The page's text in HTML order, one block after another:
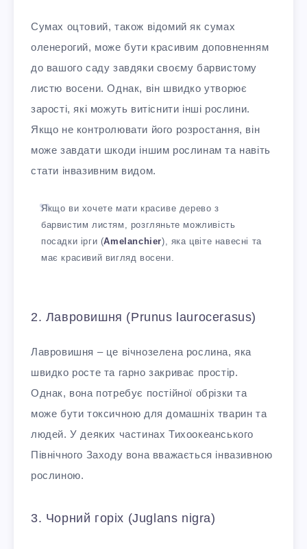
Сумах оцтовий, також відомий як сумах
оленерогий, може бути красивим доповненням
до вашого саду завдяки своєму барвистому
листю восени. Однак, він швидко утворює
зарості, які можуть витіснити інші рослини.
Якщо не контролювати його розростання, він
може завдати шкоди іншим рослинам та навіть
стати інвазивним видом.
Якщо ви хочете мати красиве дерево з
барвистим листям, розгляньте можливість
посадки ірги (Amelanchier), яка цвіте навесні та
має красивий вигляд восени.
2. Лавровишня (Prunus laurocerasus)
Лавровишня – це вічнозелена рослина, яка
швидко росте та гарно закриває простір.
Однак, вона потребує постійної обрізки та
може бути токсичною для домашніх тварин та
людей. У деяких частинах Тихоокеанського
Північного Заходу вона вважається інвазивною
рослиною.
3. Чорний горіх (Juglans nigra)